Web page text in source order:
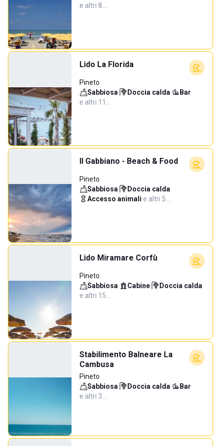
e altri 8…
Lido La Florida
Pineto
Sabbiosa· Doccia calda· Bar·
e altri 11…
Il Gabbiano - Beach & Food
Pineto
Sabbiosa· Doccia calda·
Accesso animali·e altri 5…
Lido Miramare Corfù
Pineto
Sabbiosa· Cabine· Doccia calda·
e altri 15…
Stabilimento Balneare La
Cambusa
Pineto
Sabbiosa· Doccia calda· Bar·
e altri 3…